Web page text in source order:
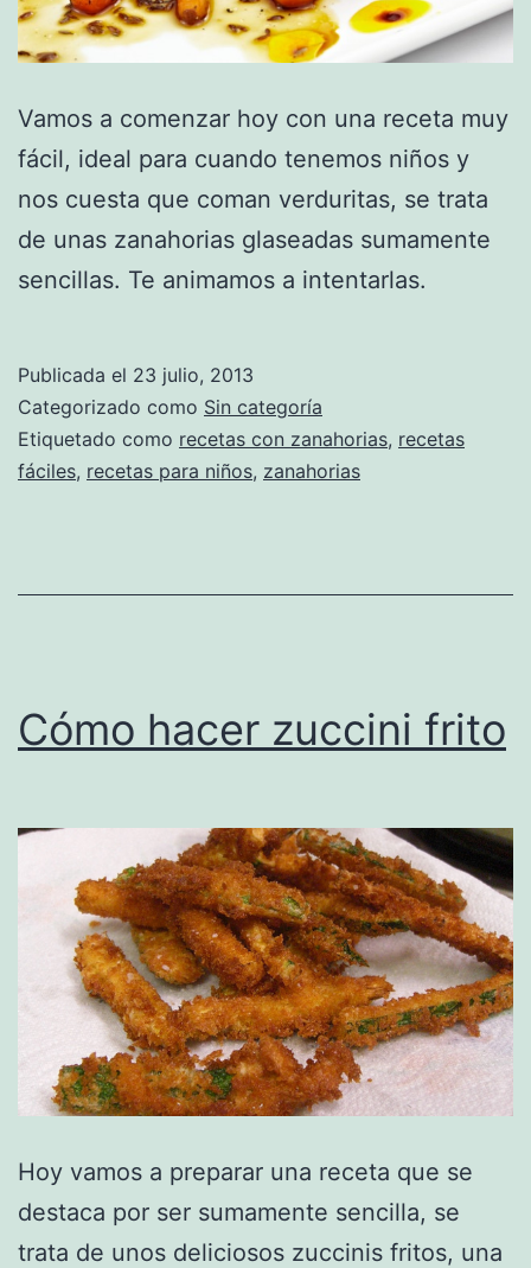
Vamos a comenzar hoy con una receta muy
fácil, ideal para cuando tenemos niños y
nos cuesta que coman verduritas, se trata
de unas zanahorias glaseadas sumamente
sencillas. Te animamos a intentarlas.
Publicada el 23 julio, 2013
Categorizado como Sin categoría
Etiquetado como recetas con zanahorias, recetas
fáciles, recetas para niños, zanahorias
Cómo hacer zuccini frito
Hoy vamos a preparar una receta que se
destaca por ser sumamente sencilla, se
trata de unos deliciosos zuccinis fritos, una